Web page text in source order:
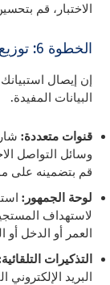
الاختبار، قم
الخطوة 6: توزيع الاستبيان
إن إيصال
البيانات المفيدة.
قنوات متعددة:
وسائل التواصل
قم بتضمينه على
لوحة الجمهور:
لاستهداف
العمر أو الدخل أو
التذكيرات
البريد الإلكتروني